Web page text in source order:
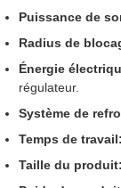
Puissance de
Radius de
Énergie
régulateur.
Système de
Temps de travail:
Taille du produit: